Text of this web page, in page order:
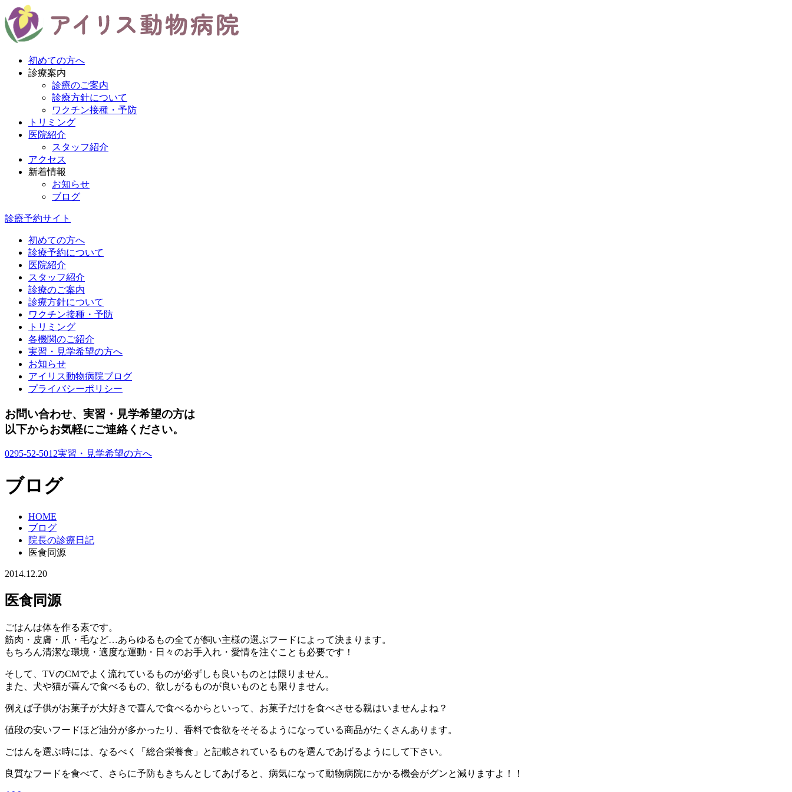
初めての方へ
診療案内
診療のご案内
診療方針について
ワクチン接種・予防
トリミング
医院紹介
スタッフ紹介
アクセス
新着情報
お知らせ
ブログ
診療予約サイト
初めての方へ
診療予約について
医院紹介
スタッフ紹介
診療のご案内
診療方針について
ワクチン接種・予防
トリミング
各機関のご紹介
実習・見学希望の方へ
お知らせ
アイリス動物病院ブログ
プライバシーポリシー
お問い合わせ、実習・見学希望の方は
以下からお気軽にご連絡ください。
0295-52-5012実習・見学希望の方へ
ブログ
HOME
ブログ
院長の診療日記
医食同源
2014.12.20
医食同源
ごはんは体を作る素です。
筋肉・皮膚・爪・毛など…あらゆるもの全てが飼い主様の選ぶフードによって決まります。
もちろん清潔な環境・適度な運動・日々のお手入れ・愛情を注ぐことも必要です！
そして、TVのCMでよく流れているものが必ずしも良いものとは限りません。
また、犬や猫が喜んで食べるもの、欲しがるものが良いものとも限りません。
例えば子供がお菓子が大好きで喜んで食べるからといって、お菓子だけを食べさせる親はいませんよね？
値段の安いフードほど油分が多かったり、香料で食欲をそそるようになっている商品がたくさんあります。
ごはんを選ぶ時には、なるべく「総合栄養食」と記載されているものを選んであげるようにして下さい。
良質なフードを食べて、さらに予防もきちんとしてあげると、病気になって動物病院にかかる機会がグンと減りますよ！！